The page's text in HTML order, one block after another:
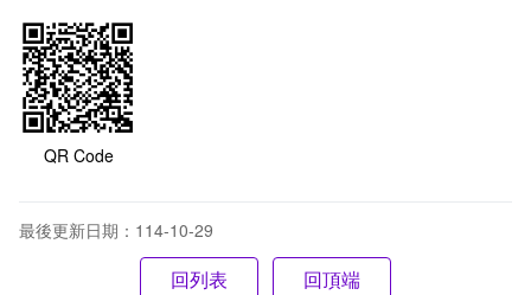
QR Code
最後更新日期：114-10-29
回頂端